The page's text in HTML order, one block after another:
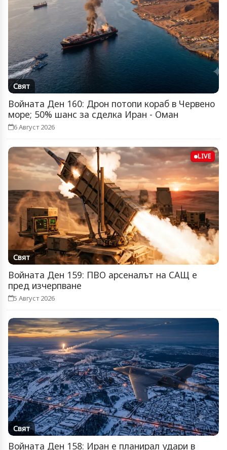
Свят
Войната Ден 160: Дрон потопи кораб в Червено
море; 50% шанс за сделка Иран - Оман
6 Август 2026
LIVE
Свят
Войната Ден 159: ПВО арсеналът на САЩ е
пред изчерпване
5 Август 2026
Свят
Войната Ден 158: Иран е планирал удари в